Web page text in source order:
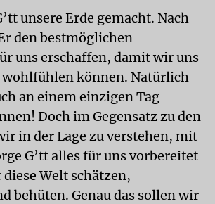
unsere Erde gemacht. Nach
den bestmöglichen
uns erschaffen, damit wir uns
wohlfühlen können. Natürlich
an einem einzigen Tag
Doch im Gegensatz zu den
in der Lage zu verstehen, mit
G’tt alles für uns vorbereitet
Welt schätzen,
behüten. Genau das sollen wir